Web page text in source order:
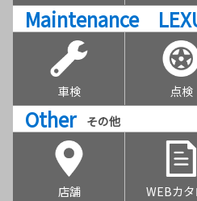
Maintenance
車検 点検
Other その他
店舗 WEBカ